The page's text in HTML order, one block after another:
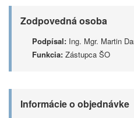
Zodpovedná osoba
Podpísal: Ing. Mgr. Martin
Funkcia: Zástupca ŠO
Informácie o objednávke